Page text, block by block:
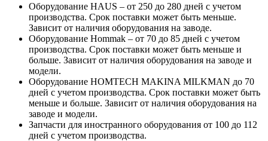
Оборудование HAUS – от 250 до 280 дней с учетом
производства. Срок поставки может быть меньше.
Зависит от наличия оборудования на заводе.
Оборудование Hommak – от 70 до 85 дней с учетом
производства. Срок поставки может быть меньше и
больше. Зависит от наличия оборудования на заводе и
модели.
Оборудование HOMTECH MAKINA MILKMAN до 70
дней с учетом производства. Срок поставки может быть
меньше и больше. Зависит от наличия оборудования на
заводе и модели.
Запчасти для иностранного оборудования от 100 до 112
дней с учетом производства.